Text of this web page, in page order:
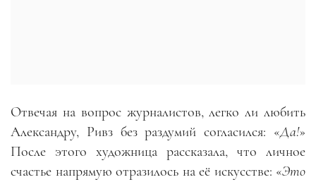
Отвечая на вопрос журналистов, легко ли любить
Александру, Ривз без раздумий согласился: «Да!»
После этого художница рассказала, что личное
счастье напрямую отразилось на её искусстве: «Это